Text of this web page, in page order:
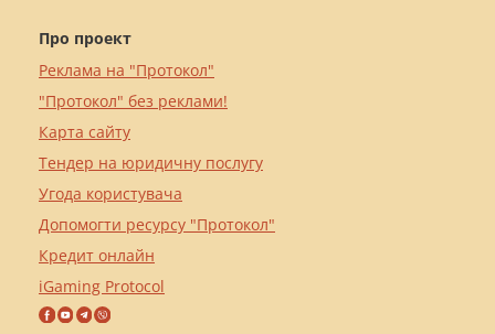
Про проект
Реклама на "Протокол"
"Протокол" без реклами!
Карта сайту
Тендер на юридичну послугу
Угода користувача
Допомогти ресурсу "Протокол"
Кредит онлайн
iGaming Protocol